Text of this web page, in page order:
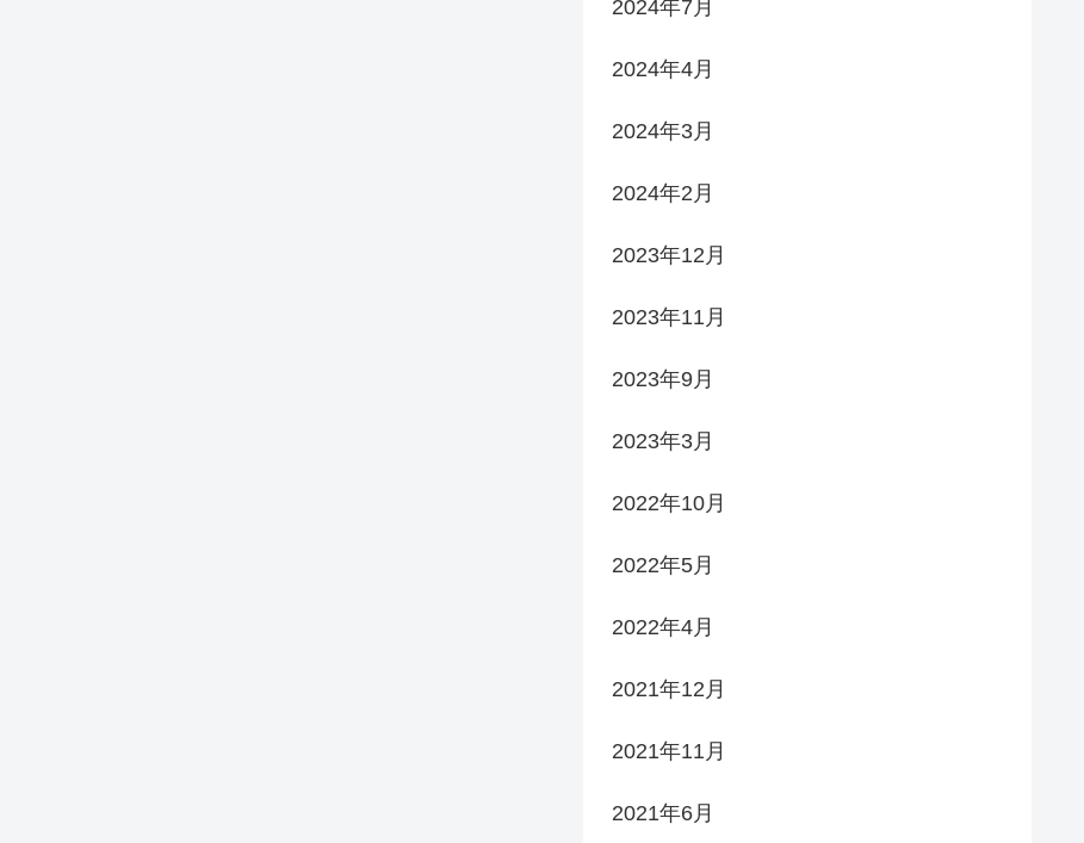
2024年7月
2024年4月
2024年3月
2024年2月
2023年12月
2023年11月
2023年9月
2023年3月
2022年10月
2022年5月
2022年4月
2021年12月
2021年11月
2021年6月